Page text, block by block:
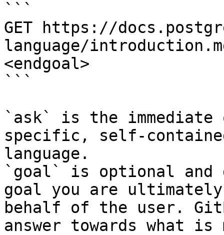
```
GET https://
language/
<endgoal>
```
`ask` is the
specific, self-
language.
`goal` is optional and
goal you are
behalf of the user.
answer towards what